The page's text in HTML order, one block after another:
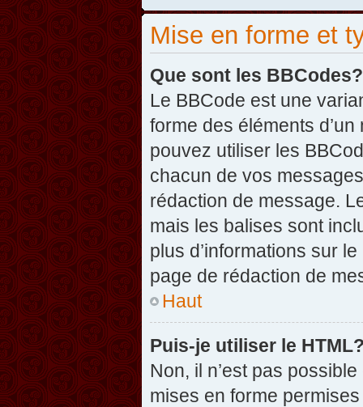
Mise en forme et
Que sont les BBCodes?
Le BBCode est une
forme des éléments
pouvez utiliser les
chacun de vos
rédaction de message.
mais les balises sont
plus d’informations sur
page de rédaction de
Haut
Puis-je utiliser le
Non, il n’est pas
mises en forme